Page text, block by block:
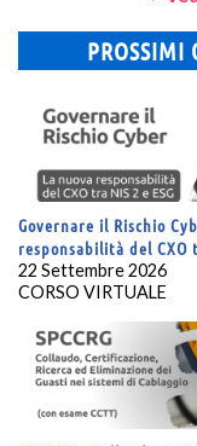
PROSSIMI
Governare il Rischio
responsabilità del CXO
22 Settembre 2026
CORSO VIRTUALE